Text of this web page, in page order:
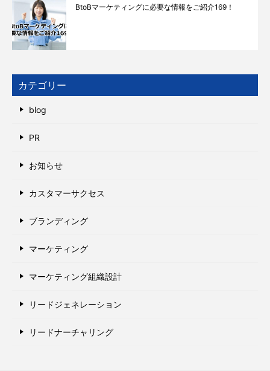
BtoBマーケティングに必要な情報をご紹介169！
カテゴリー
blog
PR
お知らせ
カスタマーサクセス
ブランディング
マーケティング
マーケティング組織設計
リードジェネレーション
リードナーチャリング